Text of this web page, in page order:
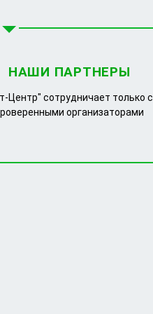
НАШИ ПАРТНЕРЫ
Центр" сотрудничает только с
организаторами